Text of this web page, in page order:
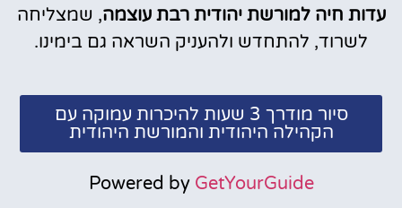
עדות חיה למורשת יהודית רבת עוצמה, שמצליחה
לשרוד, להתחדש ולהעניק השראה גם בימינו.
סיור מודרך 3 שעות להיכרות עמוקה עם
הקהילה היהודית והמורשת היהודית
Powered by GetYourGuide